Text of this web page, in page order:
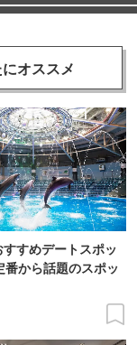
オススメ
すすめデートスポッ
番から話題のスポッ